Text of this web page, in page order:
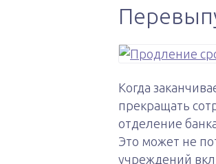
Когда
прекращать
отделение
Это может не
учреждений